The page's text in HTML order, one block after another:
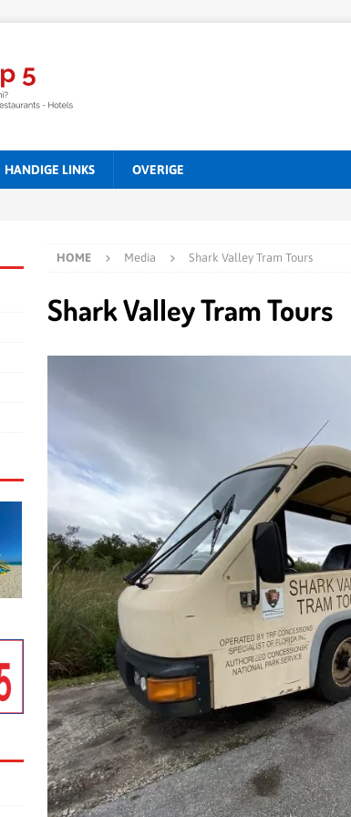
HANDIGE LINKS OVERIGE
HOME Media Shark Valley Tram Tours
Shark Valley Tram Tours